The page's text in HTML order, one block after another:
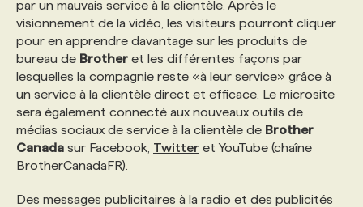
FAQ
par un mauvais service à la clientèle. Après le
visionnement de la vidéo, les visiteurs pourront cliquer
pour en apprendre davantage sur les produits de
bureau de Brother et les différentes façons par
lesquelles la compagnie reste «à leur service» grâce à
un service à la clientèle direct et efficace. Le microsite
sera également connecté aux nouveaux outils de
médias sociaux de service à la clientèle de Brother
Canada sur Facebook, Twitter et YouTube (chaîne
BrotherCanadaFR).
Des messages publicitaires à la radio et des publicités